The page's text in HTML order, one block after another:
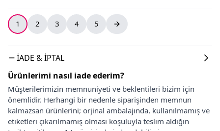
1 2 3 4 5
İADE & İPTAL
Ürünlerimi nasıl iade ederim?
Müşterilerimizin memnuniyeti ve beklentileri bizim için
önemlidir. Herhangi bir nedenle siparişinden memnun
kalmazsan ürünlerini; orjinal ambalajında, kullanılmamış ve
etiketleri çıkarılmamış olması koşuluyla teslim aldığın